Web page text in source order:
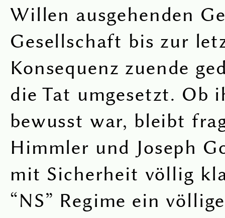
Willen ausgehenden
Gesellschaft bis zur
Konsequenz zuende
die Tat umgesetzt. Ob
bewusst war, bleibt
Himmler und Joseph
mit Sicherheit völlig
“NS” Regime ein